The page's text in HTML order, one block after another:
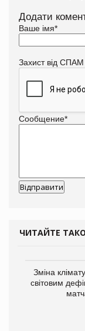
Додати
Ваше імя*
Захист від СПАМ
Сообщение*
ЧИТАЙТЕ
Зміна
світовим